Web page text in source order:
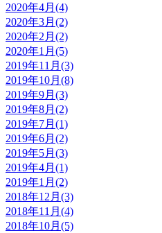
2020年4月(4)
2020年3月(2)
2020年2月(2)
2020年1月(5)
2019年11月(3)
2019年10月(8)
2019年9月(3)
2019年8月(2)
2019年7月(1)
2019年6月(2)
2019年5月(3)
2019年4月(1)
2019年1月(2)
2018年12月(3)
2018年11月(4)
2018年10月(5)